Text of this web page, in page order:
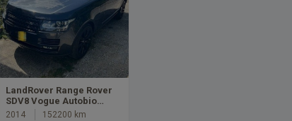
LandRover Range Rover
SDV8 Vogue Autobio…
2014 152200 km